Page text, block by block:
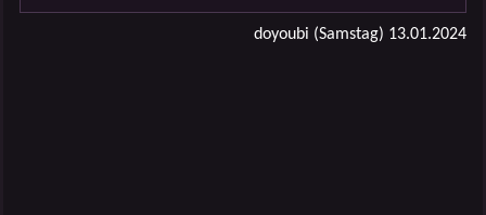
doyoubi (Samstag) 13.01.2024